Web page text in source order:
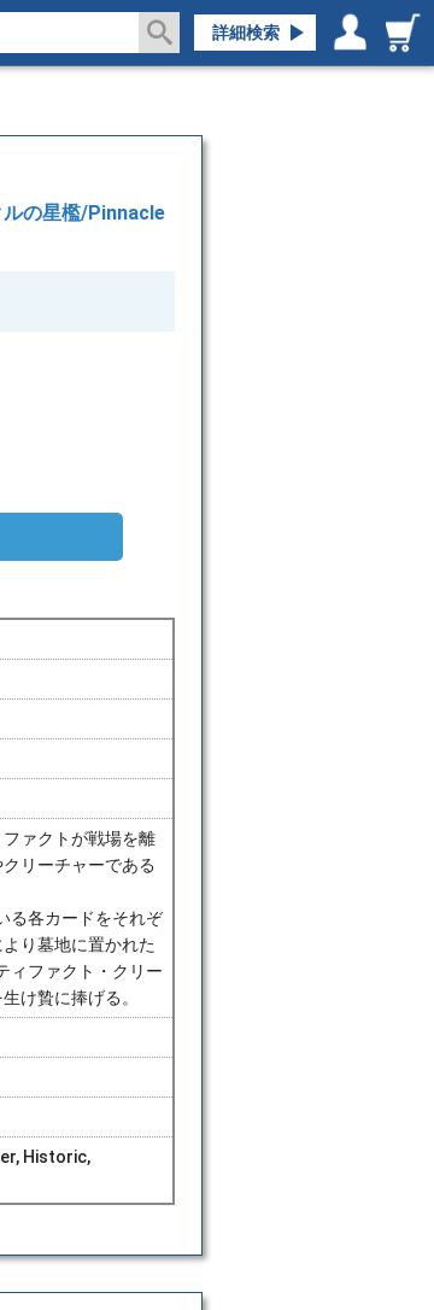
詳細検索
ルの星檻/Pinnacle
ァクトが戦場を離
リーチャーである
る各カードをそれぞ
り墓地に置かれた
ィファクト・クリー
け贄に捧げる。
Historic,